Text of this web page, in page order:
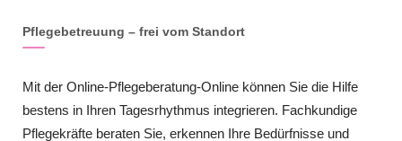
Pflegebetreuung – frei vom Standort
Mit der Online-Pflegeberatung-Online können Sie die Hilfe
bestens in Ihren Tagesrhythmus integrieren. Fachkundige
Pflegekräfte beraten Sie, erkennen Ihre Bedürfnisse und